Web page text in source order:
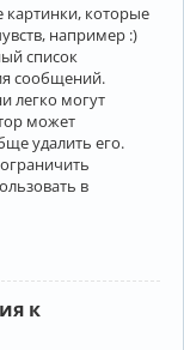
которые
например :)
список
сообщений.
легко могут
может
удалить его.
в
к